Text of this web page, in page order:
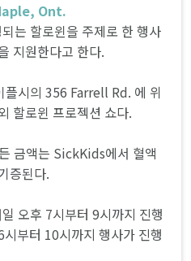
Ont.
는 할로윈을 주제로 한 행사
지원한다고 한다.
시의 356 Farrell Rd. 에 위
할로윈 프로젝션 쇼다.
금액는 SickKids에서 혈액
증된다.
오후 7시부터 9시까지 진행
부터 10시까지 행사가 진행